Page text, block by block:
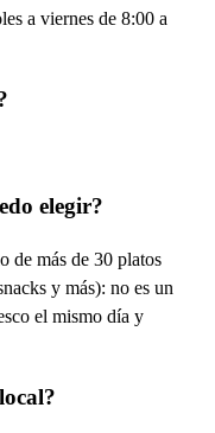
a viernes de 8:00 a
elegir?
de más de 30 platos
y más): no es un
el mismo día y